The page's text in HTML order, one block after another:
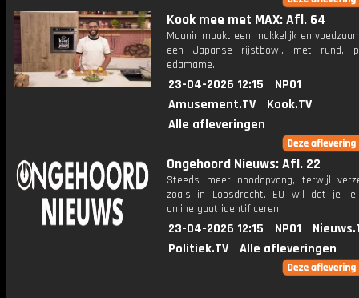
Kook mee met MAX: Afl. 64
Mounir maakt een makkelijk en
een Japanse rijstbowl, met rund,
edamame.
23-04-2026 12:15
NPO1
Amusement.TV
Kook.TV
Alle afleveringen
Ongehoord Nieuws: Afl. 22
Steeds meer noodopvang, terwijl
zoals in Loosdrecht. EU wil dat je je
online gaat identificeren.
23-04-2026 12:15 NPO1
Politiek.TV
Alle afleveringen